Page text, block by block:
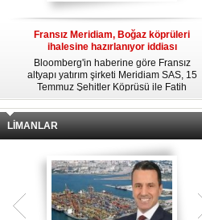
Fransız Meridiam, Boğaz köprüleri
ihalesine hazırlanıyor iddiası
Bloomberg'in haberine göre Fransız
altyapı yatırım şirketi Meridiam SAS, 15
Temmuz Şehitler Köprüsü ile Fatih
Sultan Mehmet Köprüsü'nün
özelleştirilmesine yönelik ihaleyle
LİMANLAR